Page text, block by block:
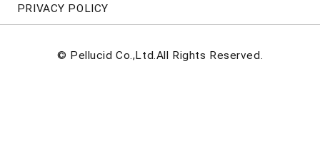
PRIVACY POLICY
© Pellucid Co.,Ltd.All Rights Reserved.